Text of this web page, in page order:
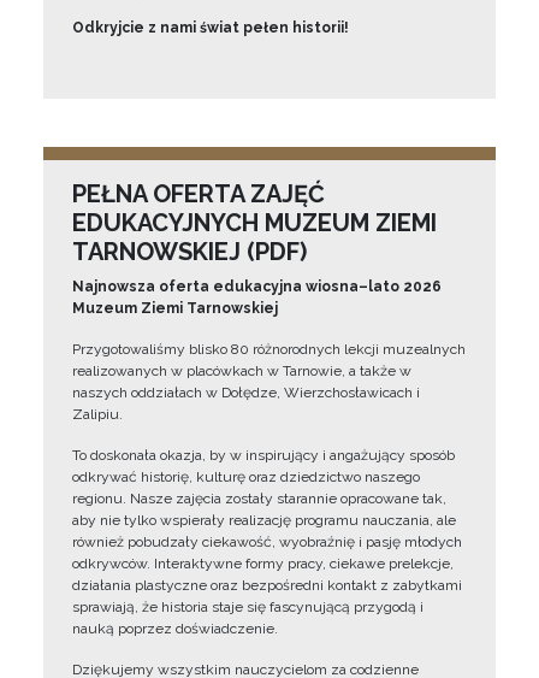
Odkryjcie z nami świat pełen historii!
PEŁNA OFERTA ZAJĘĆ
EDUKACYJNYCH MUZEUM ZIEMI
TARNOWSKIEJ (PDF)
Najnowsza oferta edukacyjna wiosna–lato 2026
Muzeum Ziemi Tarnowskiej
Przygotowaliśmy blisko 80 różnorodnych lekcji muzealnych
realizowanych w placówkach w Tarnowie, a także w
naszych oddziałach w Dołędze, Wierzchosławicach i
Zalipiu.
To doskonała okazja, by w inspirujący i angażujący sposób
odkrywać historię, kulturę oraz dziedzictwo naszego
regionu. Nasze zajęcia zostały starannie opracowane tak,
aby nie tylko wspierały realizację programu nauczania, ale
również pobudzały ciekawość, wyobraźnię i pasję młodych
odkrywców. Interaktywne formy pracy, ciekawe prelekcje,
działania plastyczne oraz bezpośredni kontakt z zabytkami
sprawiają, że historia staje się fascynującą przygodą i
nauką poprzez doświadczenie.
Dziękujemy wszystkim nauczycielom za codzienne